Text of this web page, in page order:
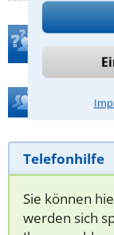
Hilfe
Telefonhilfe
Sie können
werden sich